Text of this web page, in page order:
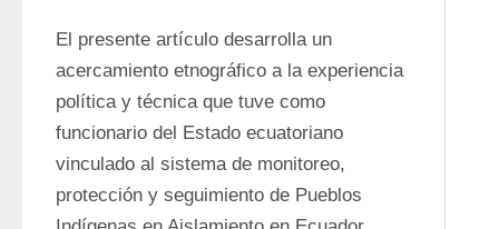
El presente artículo desarrolla un
acercamiento etnográfico a la experiencia
política y técnica que tuve como
funcionario del Estado ecuatoriano
vinculado al sistema de monitoreo,
protección y seguimiento de Pueblos